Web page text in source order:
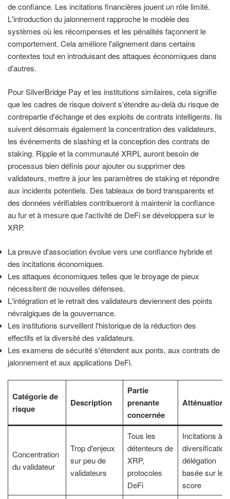
de confiance. Les incitations financières jouent un rôle limité.
L'introduction du jalonnement rapproche le modèle des
systèmes où les récompenses et les pénalités façonnent le
comportement. Cela améliore l'alignement dans certains
contextes tout en introduisant des attaques économiques dans
d'autres.
Pour SilverBridge Pay et les institutions similaires, cela signifie
que les cadres de risque doivent s'étendre au-delà du risque de
contrepartie d'échange et des exploits de contrats intelligents. Ils
suivent désormais également la concentration des validateurs,
les événements de slashing et la conception des contrats de
staking. Ripple et la communauté XRPL auront besoin de
processus bien définis pour ajouter ou supprimer des
validateurs, mettre à jour les paramètres de staking et répondre
aux incidents potentiels. Des tableaux de bord transparents et
des données vérifiables contribueront à maintenir la confiance
au fur et à mesure que l'activité de DeFi se développera sur le
XRP.
La preuve d'association évolue vers une confiance hybride et
des incitations économiques.
Les attaques économiques telles que le broyage de pieux
nécessitent de nouvelles défenses.
L'intégration et le retrait des validateurs deviennent des points
névralgiques de la gouvernance.
Les institutions surveillent l'historique de la réduction des
effectifs et la diversité des validateurs.
Les examens de sécurité s'étendent aux ponts, aux contrats de
jalonnement et aux applications DeFi.
Catégorie de
risque
Description
Partie
prenante
concernée
Atténuation
Concentration
du validateur
Trop d'enjeux
sur peu de
validateurs
Tous les
détenteurs de
XRP,
protocoles
DeFi
Incitations à la
diversification,
délégation
basée sur le
score